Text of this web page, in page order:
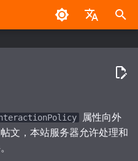
裸机
NGINX
缓存 API 响应
对 GoToSocial 可执行文
行沙盒处理
属性向外
文，本站服务器允许处理和